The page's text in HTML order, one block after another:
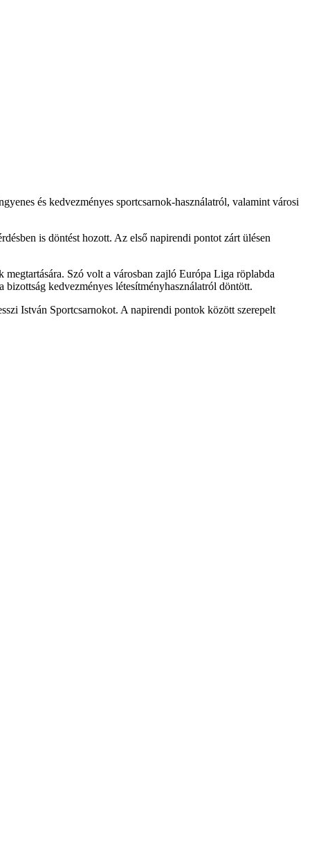
és kedvezményes sportcsarnok-használatról, valamint városi
is döntést hozott. Az első napirendi pontot zárt ülésen
Szó volt a városban zajló Európa Liga röplabda
kedvezményes létesítményhasználatról döntött.
István Sportcsarnokot. A napirendi pontok között szerepelt